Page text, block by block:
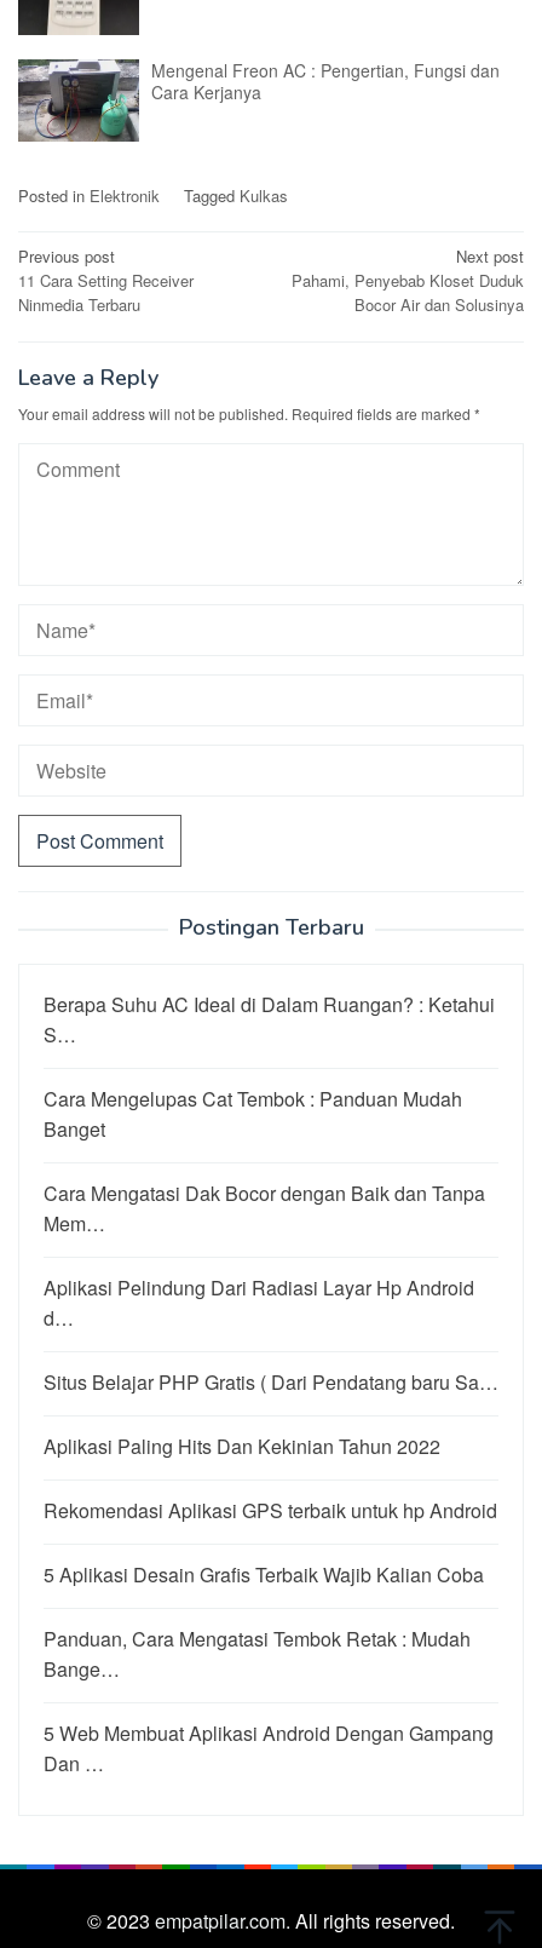
Mengenal Freon AC : Pengertian, Fungsi dan
Cara Kerjanya
Posted in Elektronik Tagged Kulkas
Post
navigation
Previous post
11 Cara Setting Receiver
Ninmedia Terbaru
Next post
Pahami, Penyebab Kloset Duduk
Bocor Air dan Solusinya
Leave a Reply
Your email address will not be published. Required fields are marked *
Postingan Terbaru
Berapa Suhu AC Ideal di Dalam Ruangan? : Ketahui
S…
Cara Mengelupas Cat Tembok : Panduan Mudah
Banget
Cara Mengatasi Dak Bocor dengan Baik dan Tanpa
Mem…
Aplikasi Pelindung Dari Radiasi Layar Hp Android
d…
Situs Belajar PHP Gratis ( Dari Pendatang baru Sa…
Aplikasi Paling Hits Dan Kekinian Tahun 2022
Rekomendasi Aplikasi GPS terbaik untuk hp Android
5 Aplikasi Desain Grafis Terbaik Wajib Kalian Coba
Panduan, Cara Mengatasi Tembok Retak : Mudah
Bange…
5 Web Membuat Aplikasi Android Dengan Gampang
Dan …
© 2023 empatpilar.com. All rights reserved.